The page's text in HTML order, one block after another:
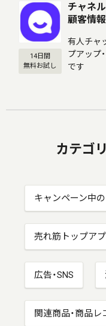
14日間
無料お試し
チャネ
顧客情
有人チャ
プアップ
です
カテゴ
キャンペーン中
売れ筋トップア
広告・SNS
関連商品・商品レ